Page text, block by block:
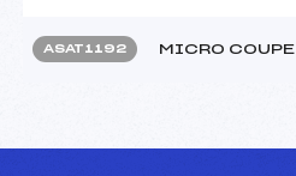
ASAT1192 MICRO COUPE